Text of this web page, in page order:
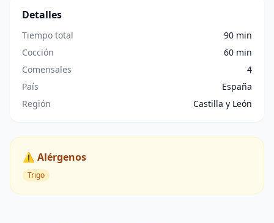
Detalles
Tiempo total
90 min
Cocción
60 min
Comensales
4
País
España
Región
Castilla y León
⚠️ Alérgenos
Trigo